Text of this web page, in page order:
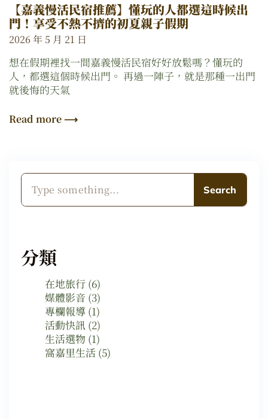
【嘉義慢活民宿推薦】懂玩的人都選這時候出
門！享受不熱不擠的初夏親子假期
2026 年 5 月 21 日
想在假期裡找一間嘉義慢活民宿好好放鬆嗎？懂玩的
人，都選這個時候出門。 再過一陣子，就是那種一出門
就後悔的天氣
Read more ⟶
Search
分類
在地旅行 (6)
媒體影音 (3)
專欄報導 (1)
活動快訊 (2)
生活選物 (1)
窩嘉里生活 (5)